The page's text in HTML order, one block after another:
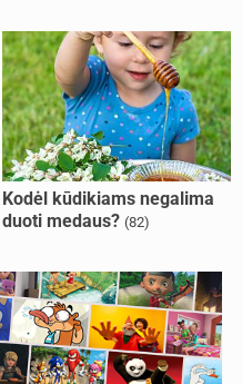
Kodėl kūdikiams negalima
duoti medaus? (82)